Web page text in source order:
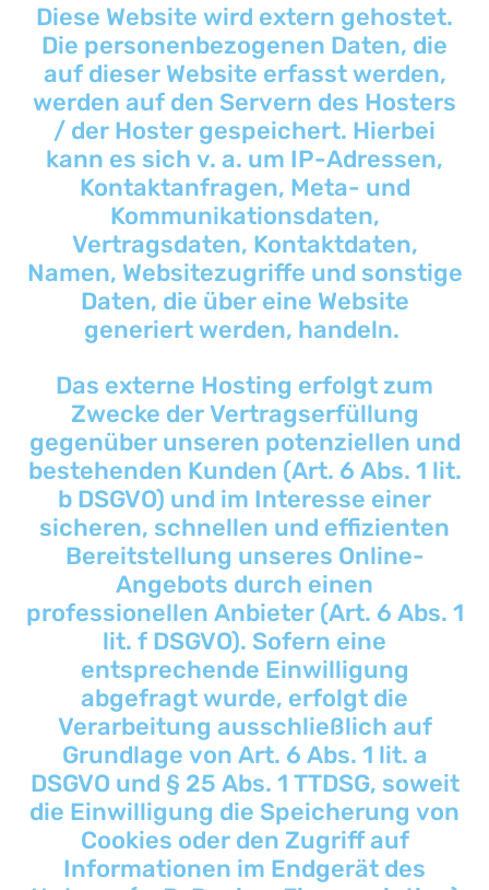
Diese Website wird extern gehostet.
Die personenbezogenen Daten, die
auf dieser Website erfasst werden,
werden auf den Servern des Hosters
/ der Hoster gespeichert. Hierbei
kann es sich v. a. um IP-Adressen,
Kontaktanfragen, Meta- und
Kommunikationsdaten,
Vertragsdaten, Kontaktdaten,
Namen, Websitezugriffe und sonstige
Daten, die über eine Website
generiert werden, handeln.
Das externe Hosting erfolgt zum
Zwecke der Vertragserfüllung
gegenüber unseren potenziellen und
bestehenden Kunden (Art. 6 Abs. 1 lit.
b DSGVO) und im Interesse einer
sicheren, schnellen und effizienten
Bereitstellung unseres Online-
Angebots durch einen
professionellen Anbieter (Art. 6 Abs. 1
lit. f DSGVO). Sofern eine
entsprechende Einwilligung
abgefragt wurde, erfolgt die
Verarbeitung ausschließlich auf
Grundlage von Art. 6 Abs. 1 lit. a
DSGVO und § 25 Abs. 1 TTDSG, soweit
die Einwilligung die Speicherung von
Cookies oder den Zugriff auf
Informationen im Endgerät des